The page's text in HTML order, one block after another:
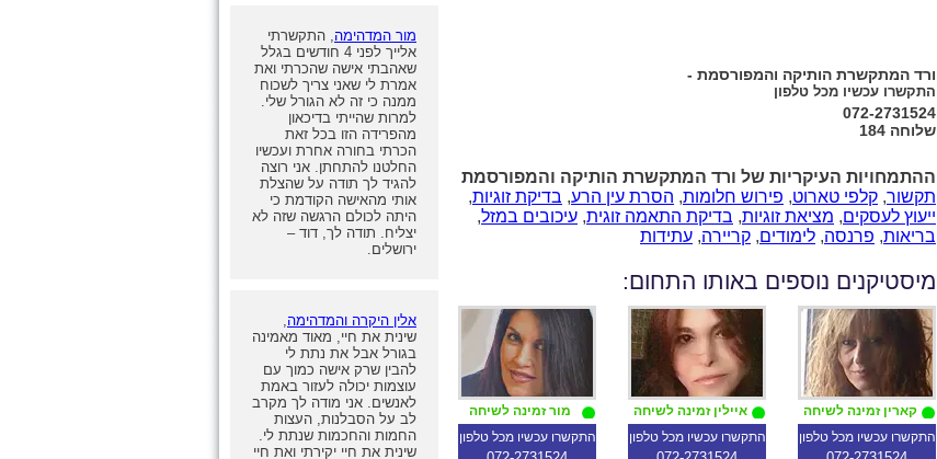
ורד המתקשרת הותיקה והמפורסמת -
התקשרו עכשיו מכל טלפון
072-2731524
שלוחה 184
ההתמחויות העיקריות של ורד המתקשרת הותיקה והמפורסמת
תקשור, קלפי טארוט, פירוש חלומות, הסרת עין הרע, בדיקת זוגיות,
ייעוץ לעסקים, מציאת זוגיות, בדיקת התאמה זוגית, עיכובים במזל,
בריאות, פרנסה, לימודים, קריירה, עתידות
מיסטיקנים נוספים באותו התחום:
קארין זמינה לשיחה
התקשרו עכשיו מכל טלפון
איילין זמינה לשיחה
התקשרו עכשיו מכל טלפון
מור זמינה לשיחה
התקשרו עכשיו מכל טלפון
מור המדהימה, התקשרתי
אלייך לפני 4 חודשים בגלל
שאהבתי אישה שהכרתי ואת
אמרת לי שאני צריך לשכוח
ממנה כי זה לא הגורל שלי.
למרות שהייתי בדיכאון
מהפרידה הזו בכל זאת
הכרתי בחורה אחרת ועכשיו
החלטנו להתחתן. אני רוצה
להגיד לך תודה על שהצלת
אותי מהאישה הקודמת כי
היתה לכולם הרגשה שזה לא
יצליח. תודה לך, דוד –
ירושלים.
אלין היקרה והמדהימה,
שינית את חיי, מאוד מאמינה
בגורל אבל את נתת לי
להבין שרק אישה כמוך עם
עוצמות יכולה לעזור באמת
לאנשים. אני מודה לך מקרב
לב על הסבלנות, העצות
החמות והחכמות שנתת לי.
שינית את חיי יקירתי ואת חיי